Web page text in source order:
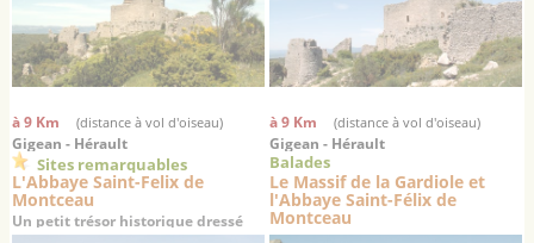
à 9 Km (distance à vol d'oiseau)
Gigean - Hérault
Sites remarquables
L'Abbaye Saint-Felix de
Montceau
Un petit trésor historique dressé
à 9 Km (distance à vol d'oiseau)
Gigean - Hérault
Balades
Le Massif de la Gardiole et
l'Abbaye Saint-Félix de
Montceau